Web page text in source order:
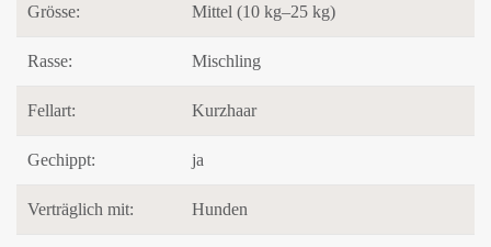
Grösse: Mittel (10 kg–25 kg)
Rasse: Mischling
Fellart: Kurzhaar
Gechippt: ja
Verträglich mit: Hunden